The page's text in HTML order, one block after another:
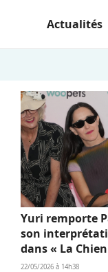
Actualités
Yuri remporte
son
dans « La
Dominga
22/05/2026 à 14h38